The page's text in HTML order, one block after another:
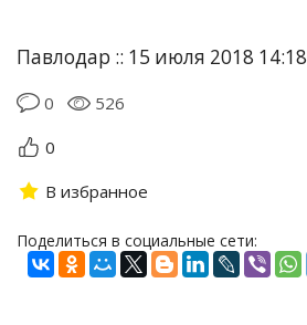
Павлодар :: 15 июля 2018 14:18
0
526
0
В избранное
Поделиться в социальные сети: